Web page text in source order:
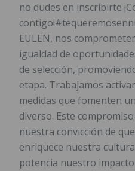
no dudes en inscribirte
EULEN, nos
igualdad de
de selección,
etapa. Trabajamos
medidas que fomenten
diverso. Este
nuestra convicción de
enriquece nuestra
potencia nuestro